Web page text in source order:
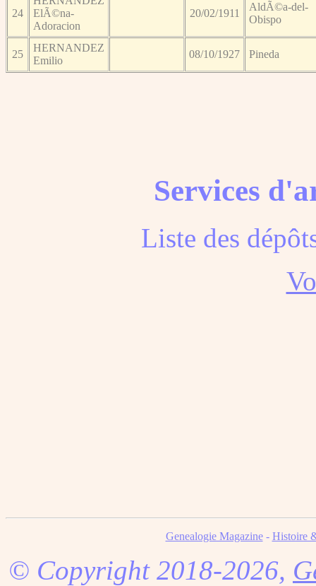
24
ElÃ©na-
Adoracion
20/02/1911
AldÃ©a-del-
Obispo
25
HERNANDEZ
Emilio
08/10/1927 Pineda
Services
Liste des
Genealogie Magazine- Histoire
© Copyright 2018-2026,